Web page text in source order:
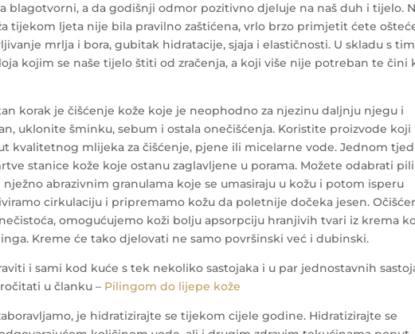
blagotvorni, a da godišnji odmor pozitivno djeluje na naš duh i tijelo.
tijekom ljeta nije bila pravilno zaštićena, vrlo brzo primjetit ćete
mrlja i bora, gubitak hidratacije, sjaja i elastičnosti. U skladu s
kojim se naše tijelo štiti od zračenja, a koji više nije potreban te čini
korak je čišćenje kože koje je neophodno za njezinu daljnju njegu i
uklonite šminku, sebum i ostala onečišćenja. Koristite proizvode koji
kvalitetnog mlijeka za čišćenje, pjene ili micelarne vode. Jednom
stanice kože koje ostanu zaglavljene u porama. Možete odabrati
abrazivnim granulama koje se umasiraju u kožu i potom isperu
cirkulaciju i pripremamo kožu da poletnije dočeka jesen.
omogućujemo koži bolju apsorpciju hranjivih tvari iz krema
Kreme će tako djelovati ne samo površinski već i dubinski.
i sami kod kuće s tek nekoliko sastojaka i u par jednostavnih
u članku – Pilingom do lijepe kože
je hidratizirajte se tijekom cijele godine. Hidratizirajte se